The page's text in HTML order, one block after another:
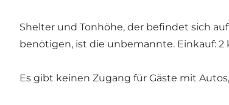
Shelter und Tonhöhe, der befindet sich
benötigen, ist die unbemannte. Einkauf: 2
Es gibt keinen Zugang für Gäste mit